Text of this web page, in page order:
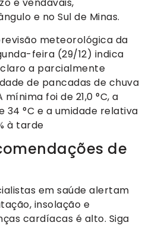
e vendavais,
e no Sul de Minas.
meteorológica da
feira (29/12) indica
a parcialmente
de pancadas de chuva
foi de 21,0 °C, a
34 °C e a umidade relativa
à tarde
de
em saúde alertam
insolação e
cardíacas é alto. Siga